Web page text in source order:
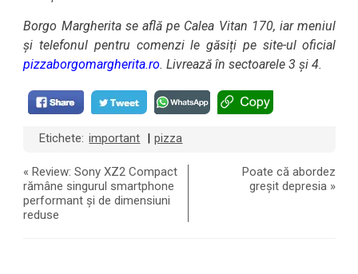
Borgo Margherita se află pe Calea Vitan 170, iar meniul
și telefonul pentru comenzi le găsiți pe site-ul oficial
pizzaborgomargherita.ro. Livrează în sectoarele 3 și 4.
Etichete: important pizza
«Review: Sony XZ2 Compact
rămâne singurul smartphone
performant și de dimensiuni
reduse
Poate că abordez
greșit depresia »